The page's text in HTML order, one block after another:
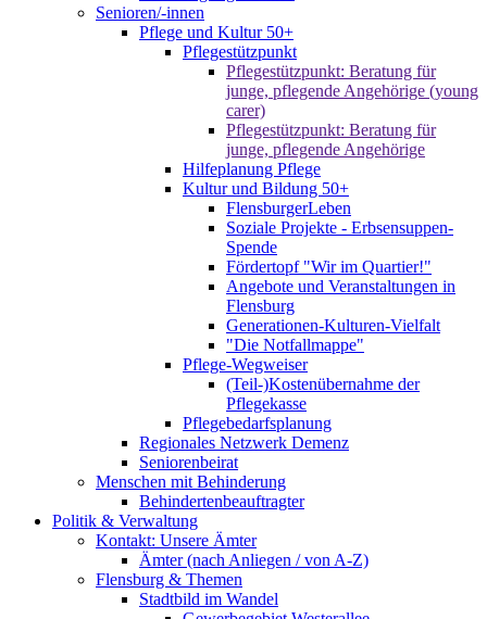
Senioren/-innen
Pflege und Kultur 50+
Pflegestützpunkt
Pflegestützpunkt: Beratung für
junge, pflegende Angehörige (young
carer)
Pflegestützpunkt: Beratung für
junge, pflegende Angehörige
Hilfeplanung Pflege
Kultur und Bildung 50+
FlensburgerLeben
Soziale Projekte - Erbsensuppen-
Spende
Fördertopf "Wir im Quartier!"
Angebote und Veranstaltungen in
Flensburg
Generationen-Kulturen-Vielfalt
"Die Notfallmappe"
Pflege-Wegweiser
(Teil-)Kostenübernahme der
Pflegekasse
Pflegebedarfsplanung
Regionales Netzwerk Demenz
Seniorenbeirat
Menschen mit Behinderung
Behindertenbeauftragter
Politik & Verwaltung
Kontakt: Unsere Ämter
Ämter (nach Anliegen / von A-Z)
Flensburg & Themen
Stadtbild im Wandel